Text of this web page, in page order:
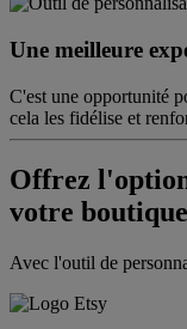
Une meilleure
C'est une opportunité
cela les fidélise et
Offrez
votre boutique
Avec l'outil de